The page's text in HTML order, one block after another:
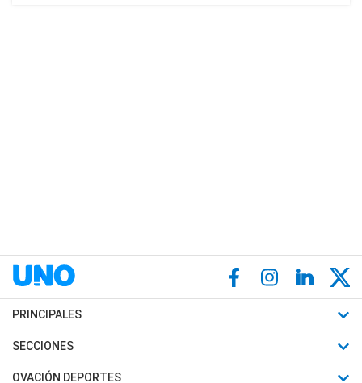
PRINCIPALES
Últimas Noticias
Política
SECCIONES
Horóscopo
OVACIÓN DEPORTES